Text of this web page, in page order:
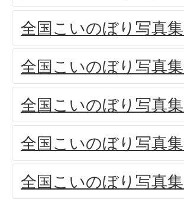
全国こいのぼり写真
全国こいのぼり写真集
全国こいのぼり写真
全国こいのぼり写真
全国こいのぼり写真